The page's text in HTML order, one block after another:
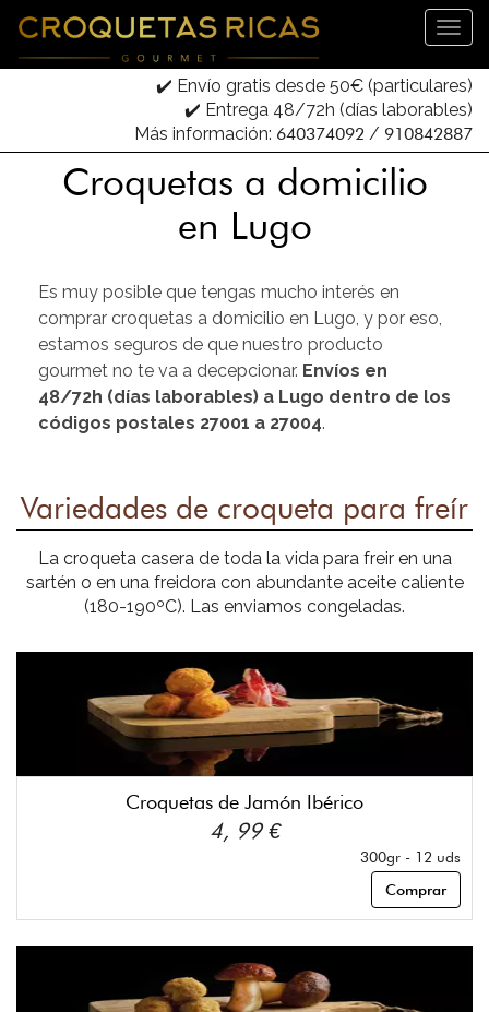
✔️ Envío gratis desde 50€ (particulares)
✔️ Entrega 48/72h (días laborables)
Más información: 640374092 / 910842887
Croquetas a domicilio
en Lugo
Es muy posible que tengas mucho interés en
comprar croquetas a domicilio en Lugo, y por eso,
estamos seguros de que nuestro producto
gourmet no te va a decepcionar. Envíos en
48/72h (días laborables) a Lugo dentro de los
códigos postales 27001 a 27004.
Variedades de croqueta para freír
La croqueta casera de toda la vida para freir en una
sartén o en una freidora con abundante aceite caliente
(180-190ºC). Las enviamos congeladas.
Croquetas de Jamón Ibérico
4, 99 €
300gr - 12 uds
Comprar